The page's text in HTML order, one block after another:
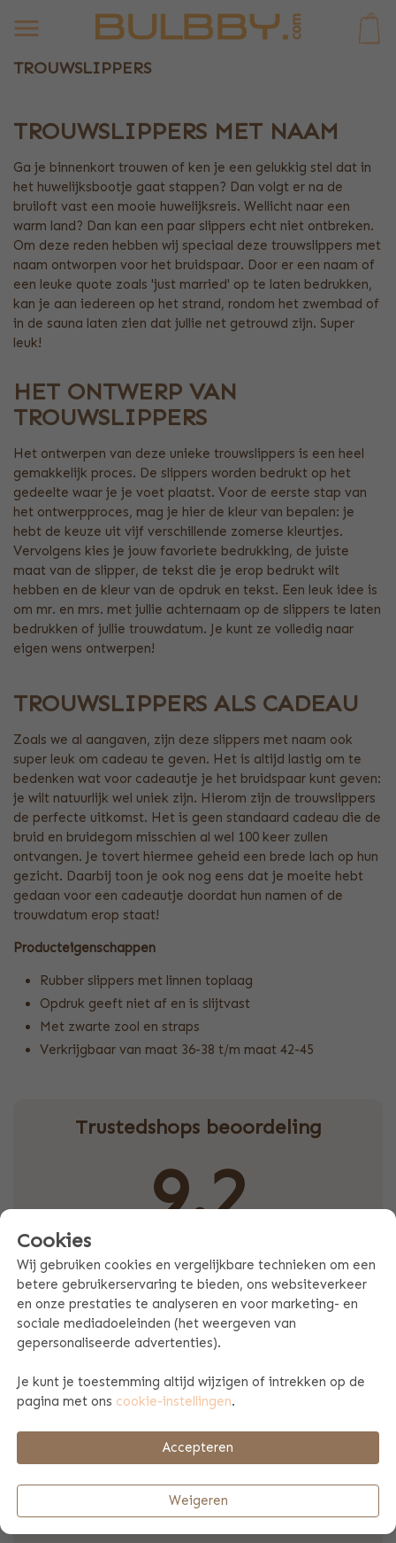
TROUWSLIPPERS
TROUWSLIPPERS MET NAAM
Ga je binnenkort trouwen of ken je een gelukkig stel dat in
het huwelijksbootje gaat stappen? Dan volgt er na de
bruiloft vast een mooie huwelijksreis. Wellicht naar een
warm land? Dan kan een paar slippers echt niet ontbreken.
Om deze reden hebben wij speciaal deze trouwslippers met
naam ontworpen voor het bruidspaar. Door er een naam of
een leuke quote zoals 'just married' op te laten bedrukken,
kan je aan iedereen op het strand, rondom het zwembad of
in de sauna laten zien dat jullie net getrouwd zijn. Super
leuk!
HET ONTWERP VAN
TROUWSLIPPERS
Het ontwerpen van deze unieke trouwslippers is een heel
gemakkelijk proces. De slippers worden bedrukt op het
gedeelte waar je je voet plaatst. Voor de eerste stap van
het ontwerpproces, mag je hier de kleur van bepalen: je
hebt de keuze uit vijf verschillende zomerse kleurtjes.
Vervolgens kies je jouw favoriete bedrukking, de juiste
maat van de slipper, de tekst die je erop bedrukt wilt
hebben en de kleur van de opdruk en tekst. Een leuk idee is
om mr. en mrs. met jullie achternaam op de slippers te laten
bedrukken of jullie trouwdatum. Je kunt ze volledig naar
eigen wens ontwerpen!
TROUWSLIPPERS ALS CADEAU
Zoals we al aangaven, zijn deze slippers met naam ook
super leuk om cadeau te geven. Het is altijd lastig om te
bedenken wat voor cadeautje je het bruidspaar kunt geven:
je wilt natuurlijk wel uniek zijn. Hierom zijn de trouwslippers
de perfecte uitkomst. Het is geen standaard cadeau die de
bruid en bruidegom misschien al wel 100 keer zullen
ontvangen. Je tovert hiermee geheid een brede lach op hun
gezicht. Daarbij toon je ook nog eens dat je moeite hebt
gedaan voor een cadeautje doordat hun namen of de
trouwdatum erop staat!
Producteigenschappen
Rubber slippers met linnen toplaag
Opdruk geeft niet af en is slijtvast
Met zwarte zool en straps
Verkrijgbaar van maat 36-38 t/m maat 42-45
Trustedshops beoordeling
9.2
Gebaseerd op 18368 klantreviews
2-8-2026
wat je op je scherm ziet. Ook het lakentje is mooi, daar
wijkt de kleur wel iets af maar niet extreem. Netjes verpakt
dit moment geen mogelijkheid meer is om de bestelling af
te halen. En de optie spoedbestelling is er op dit moment
Cookies
Wij gebruiken cookies en vergelijkbare technieken om een
betere gebruikerservaring te bieden, ons websiteverkeer
en onze prestaties te analyseren en voor marketing- en
sociale mediadoeleinden (het weergeven van
gepersonaliseerde advertenties).
Je kunt je toestemming altijd wijzigen of intrekken op de
pagina met ons cookie-instellingen.
Accepteren
Weigeren